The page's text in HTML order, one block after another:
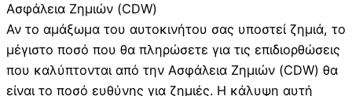
Ασφάλεια Ζημιών (CDW)
Αν το αμάξωμα του αυτοκινήτου σας υποστεί ζημιά, το
μέγιστο ποσό που θα πληρώσετε για τις επιδιορθώσεις
που καλύπτονται από την Ασφάλεια Ζημιών (CDW) θα
είναι το ποσό ευθύνης για ζημιές. Η κάλυψη αυτή